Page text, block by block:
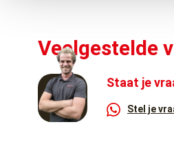
Veelgestelde
Staat je
Stel je